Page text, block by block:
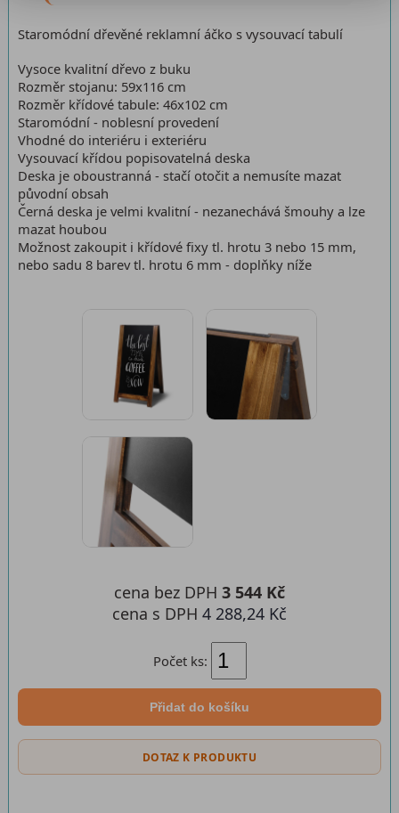
Staromódní dřevěné reklamní áčko s vysouvací tabulí
Vysoce kvalitní dřevo z buku
Rozměr stojanu: 59x116 cm
Rozměr křídové tabule: 46x102 cm
Staromódní - noblesní provedení
Vhodné do interiéru i exteriéru
Vysouvací křídou popisovatelná deska
Deska je oboustranná - stačí otočit a nemusíte mazat
původní obsah
Černá deska je velmi kvalitní - nezanechává šmouhy a lze
mazat houbou
Možnost zakoupit i křídové fixy tl. hrotu 3 nebo 15 mm,
nebo sadu 8 barev tl. hrotu 6 mm - doplňky níže
Počet ks:
Přidat do košíku
cena bez DPH 3 544 Kč
cena s DPH 4 288,24 Kč
DOTAZ K PRODUKTU